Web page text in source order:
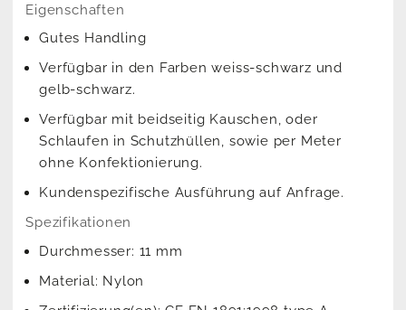
Eigenschaften
Gutes Handling
Verfügbar in den Farben weiss-schwarz und
gelb-schwarz.
Verfügbar mit beidseitig Kauschen, oder
Schlaufen in Schutzhüllen, sowie per Meter
ohne Konfektionierung.
Kundenspezifische Ausführung auf Anfrage.
Spezifikationen
Durchmesser: 11 mm
Material: Nylon